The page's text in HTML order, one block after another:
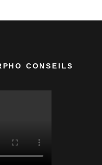
CONSEILS